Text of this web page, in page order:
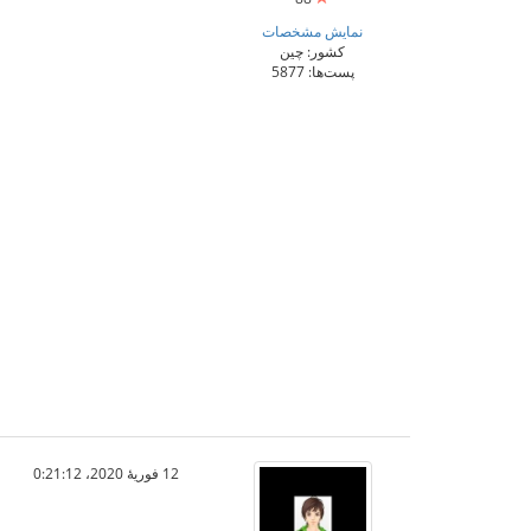
نمایش مشخصات
کشور: چین
پست‌ها: 5877
12 فوریهٔ 2020،‏ 0:21:12